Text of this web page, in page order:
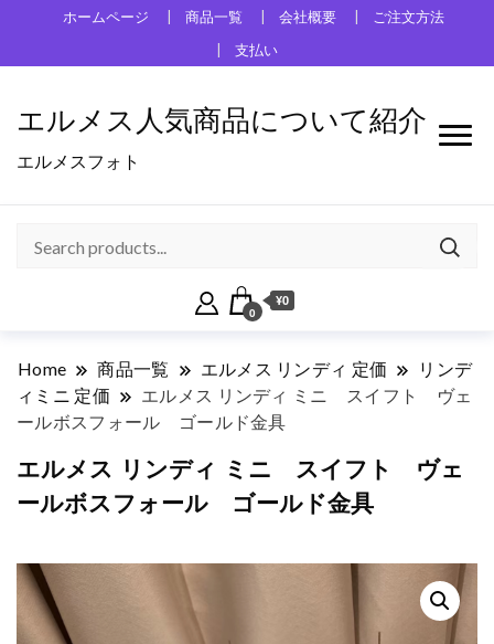
ホームページ 商品一覧 会社概要
ご注文方法
支払い
エルメス人気商品について紹介
エルメスフォト
0
¥0
Home 商品一覧 エルメス リンディ 定価
リンデ
ィミニ 定価
エルメス リンディ ミニ スイフト ヴェ
ールボスフォール ゴールド金具
エルメス リンディ ミニ スイフト ヴェ
ールボスフォール ゴールド金具